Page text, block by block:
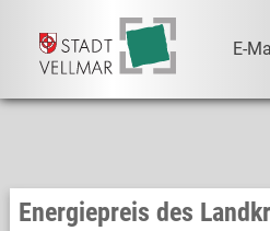
E-
Energiepreis des